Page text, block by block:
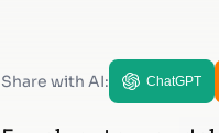
Share with AI: ChatGPT